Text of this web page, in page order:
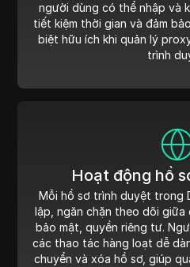
người dùng có thể nhập và
tiết kiệm thời gian và đảm
biệt hữu ích khi quản lý
trình
Hoạt động hồ
Mỗi hồ sơ trình duyệt trong
lập, ngăn chặn theo dõi
bảo mật, quyền riêng tư.
các thao tác hàng loạt dễ
chuyển và xóa hồ sơ, giúp